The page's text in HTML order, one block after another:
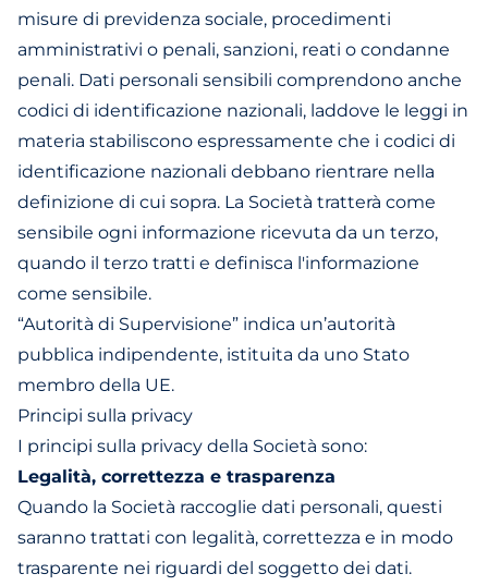
misure di previdenza sociale, procedimenti
amministrativi o penali, sanzioni, reati o condanne
penali. Dati personali sensibili comprendono anche
codici di identificazione nazionali, laddove le leggi in
materia stabiliscono espressamente che i codici di
identificazione nazionali debbano rientrare nella
definizione di cui sopra. La Società tratterà come
sensibile ogni informazione ricevuta da un terzo,
quando il terzo tratti e definisca l'informazione
come sensibile.
“Autorità di Supervisione” indica un’autorità
pubblica indipendente, istituita da uno Stato
membro della UE.
Principi sulla privacy
I principi sulla privacy della Società sono:
Legalità, correttezza e trasparenza
Quando la Società raccoglie dati personali, questi
saranno trattati con legalità, correttezza e in modo
trasparente nei riguardi del soggetto dei dati.